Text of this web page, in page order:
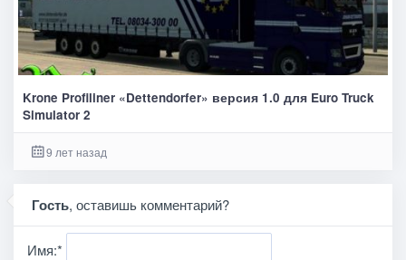
Krone Profiliner «Dettendorfer» версия 1.0 для Euro Truck
Simulator 2
9 лет назад
Гость, оставишь комментарий?
Имя:*